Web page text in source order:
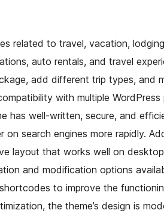
related to travel, vacation,
auto rentals, and travel
add different trip types, and
with multiple WordPress
has well-written, secure, and
on search engines more rapidly.
layout that works well on
and modification options
to improve the
the theme’s design is